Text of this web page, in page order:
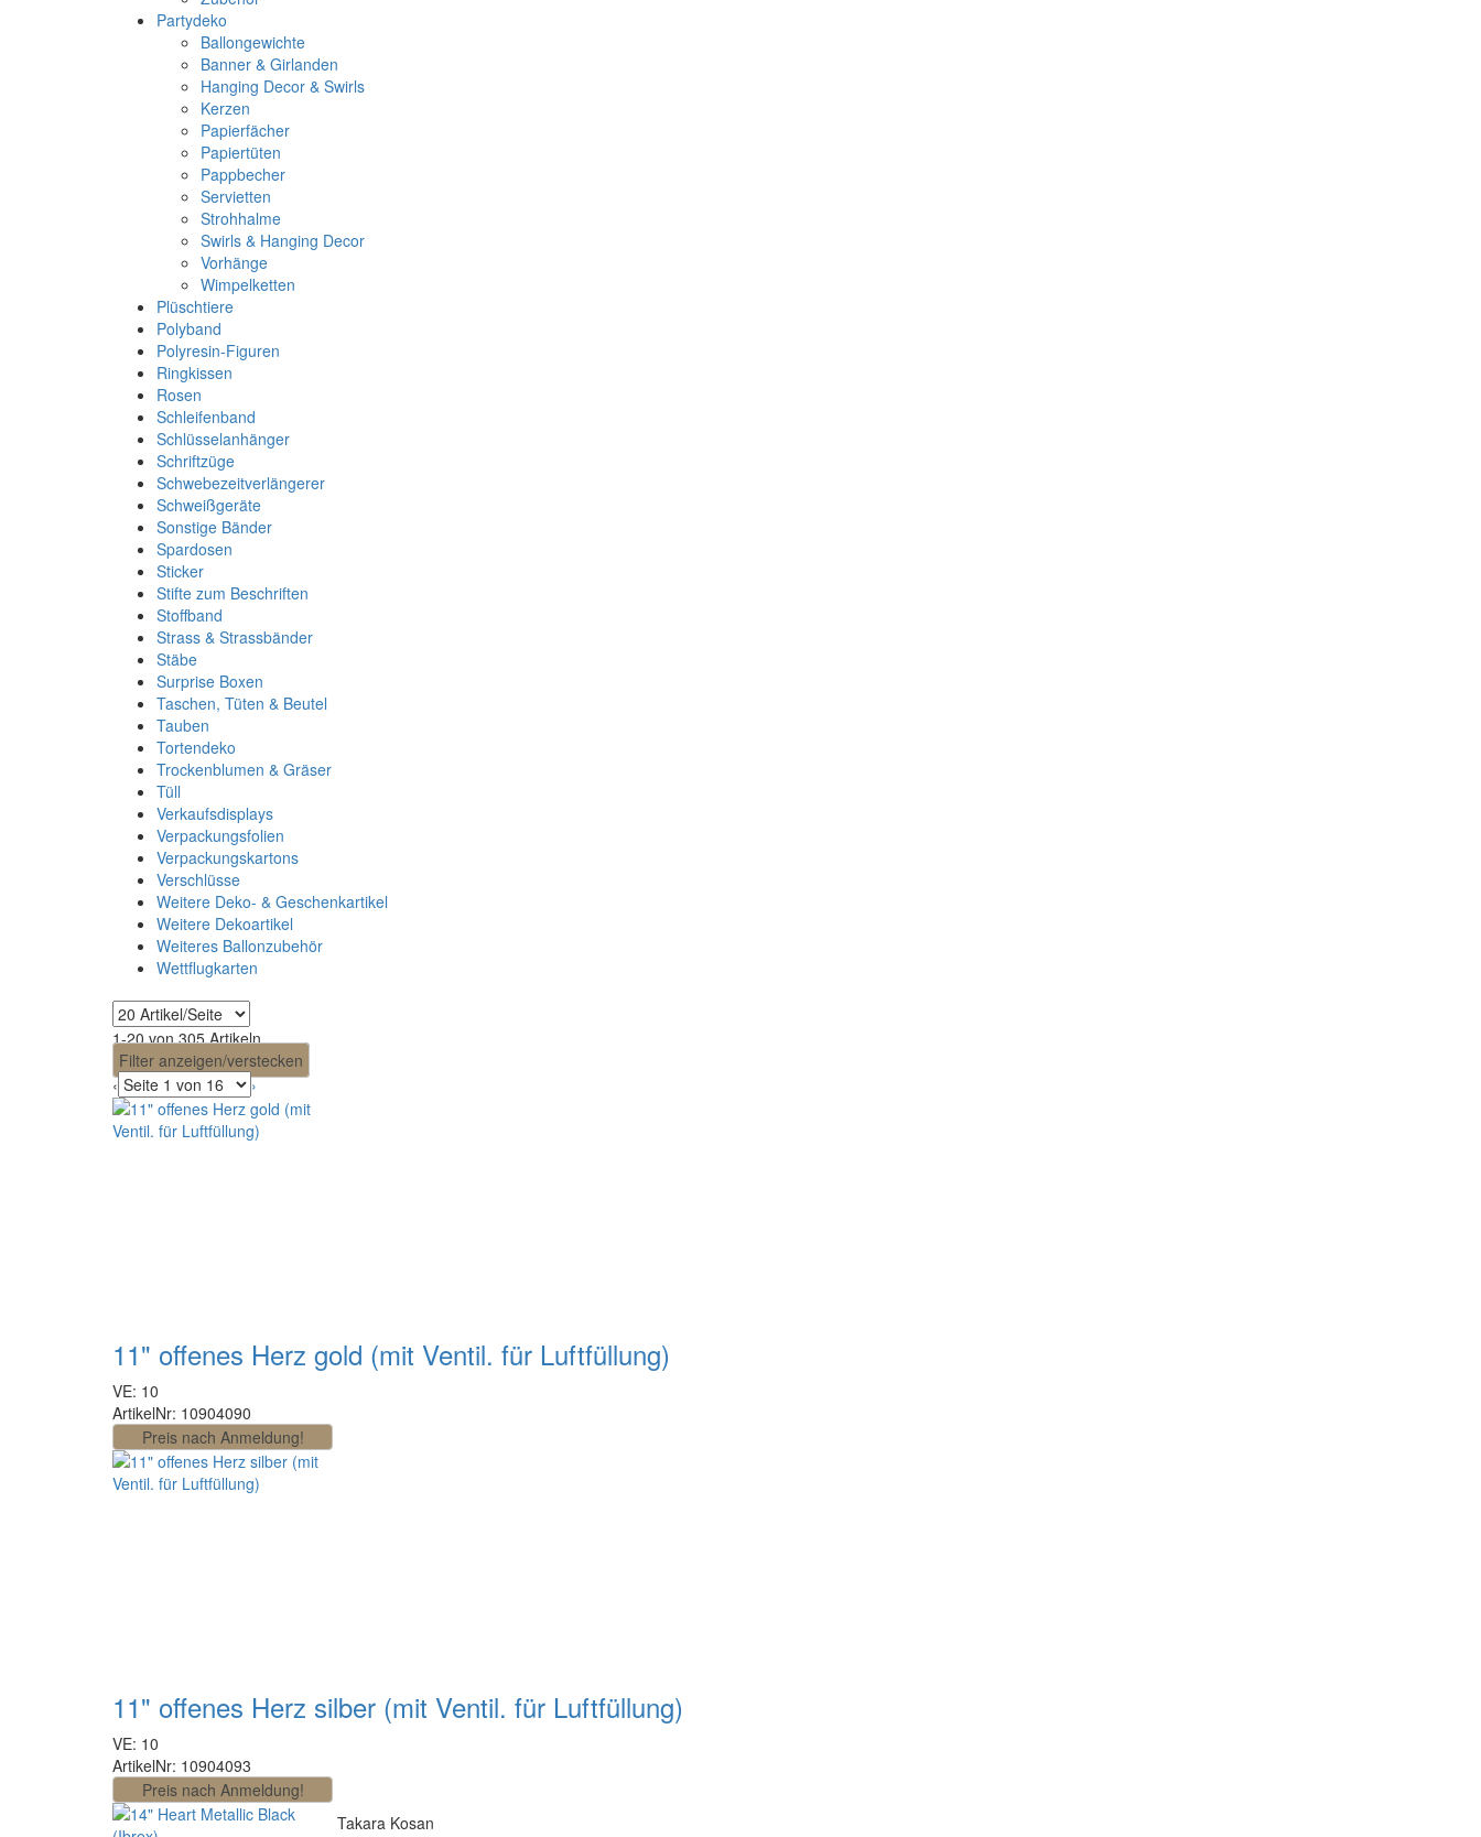
Partydeko
Ballongewichte
Banner & Girlanden
Hanging Decor & Swirls
Kerzen
Papierfächer
Papiertüten
Pappbecher
Servietten
Strohhalme
Swirls & Hanging Decor
Vorhänge
Wimpelketten
Plüschtiere
Polyband
Polyresin-Figuren
Ringkissen
Rosen
Schleifenband
Schlüsselanhänger
Schriftzüge
Schwebezeitverlängerer
Schweißgeräte
Sonstige Bänder
Spardosen
Sticker
Stifte zum Beschriften
Stoffband
Strass & Strassbänder
Stäbe
Surprise Boxen
Taschen, Tüten & Beutel
Tauben
Tortendeko
Trockenblumen & Gräser
Tüll
Verkaufsdisplays
Verpackungsfolien
Verpackungskartons
Verschlüsse
Weitere Deko- & Geschenkartikel
Weitere Dekoartikel
Weiteres Ballonzubehör
Wettflugkarten
1-20 von 305 Artikeln
Filter anzeigen/verstecken
‹
›
11" offenes Herz gold (mit Ventil. für Luftfüllung)
VE: 10
ArtikelNr: 10904090
11" offenes Herz silber (mit Ventil. für Luftfüllung)
VE: 10
ArtikelNr: 10904093
Takara Kosan